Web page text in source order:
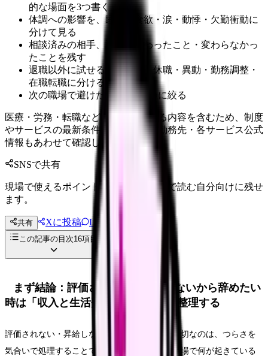
的な場面を3つ書く
体調への影響を、睡眠・食欲・涙・動悸・欠勤衝動に
分けて見る
相談済みの相手、返答、変わったこと・変わらなかっ
たことを残す
退職以外に試せる選択肢を、休職・異動・勤務調整・
在職転職に分ける
次の職場で避けたい条件を3つに絞る
医療・労務・転職など判断に影響する内容を含むため、制度
やサービスの最新条件は公的機関・勤務先・各サービス公式
情報もあわせて確認してください。
SNSで共有
現場で使えるポイントを、同僚やあとで読む自分向けに残せ
ます。
共有 Xに投稿 LINE
投稿文コピー
この記事の目次16項目
まず結論：評価されない・昇給しないから辞めたい
時は「収入と生活費」の問題として整理する
評価されない・昇給しないから辞めたい時に大切なのは、つらさを
気合いで処理することではありません。今の職場で何が起きている